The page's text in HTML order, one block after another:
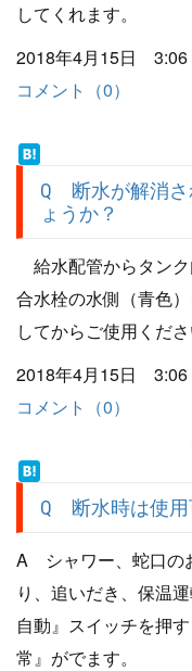
してくれます。
2018年4月15日 3:06
コメント（0）
Q 断水が解消さ
ょうか？
給水配管からタン
合水栓の水側（青色
してからご使用くだ
2018年4月15日 3:06
コメント（0）
Q 断水時は使用
A シャワー、蛇口の
り、追いだき、保温
自動』スイッチを押
常』がでます。